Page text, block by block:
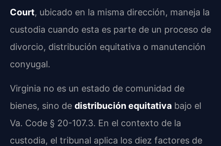
Court, ubicado en la misma dirección, maneja la
custodia cuando esta es parte de un proceso de
divorcio, distribución equitativa o manutención
conyugal.
Virginia no es un estado de comunidad de
bienes, sino de distribución equitativa bajo el
Va. Code § 20-107.3. En el contexto de la
custodia, el tribunal aplica los diez factores de